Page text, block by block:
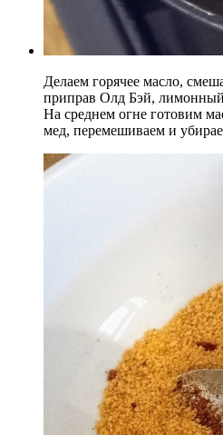
Делаем горячее масло,
приправ Олд Бэй,
На среднем огне готовим
мед, перемешиваем и